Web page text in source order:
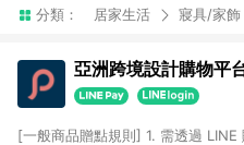
分類： 居家生活 寢具/家飾
亞洲跨境設計購物平
[一般商品贈點規則] 1. 需透過